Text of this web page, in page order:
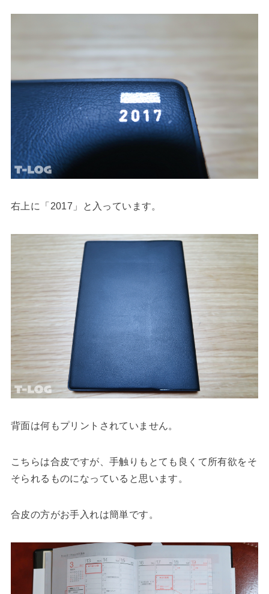
右上に「2017」と入っています。
背面は何もプリントされていません。
こちらは合皮ですが、手触りもとても良くて所有欲をそ
そられるものになっていると思います。
合皮の方がお手入れは簡単です。